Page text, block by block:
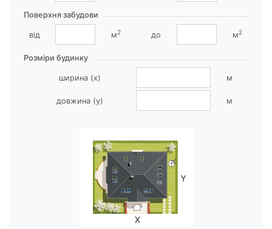
Поверхня забудови
від м2 до м2
Розміри будинку
ширина (x) м
довжина (y) м